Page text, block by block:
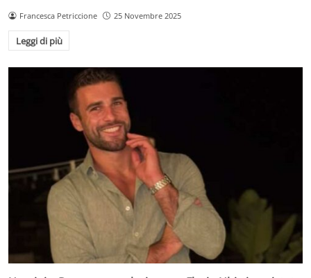
Francesca Petriccione 25 Novembre 2025
Leggi di più